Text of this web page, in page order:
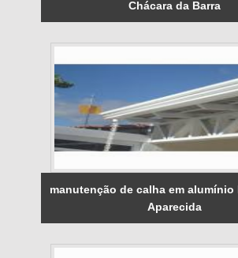
Chácara da Barra
manutenção de calha em alumínio
Aparecida